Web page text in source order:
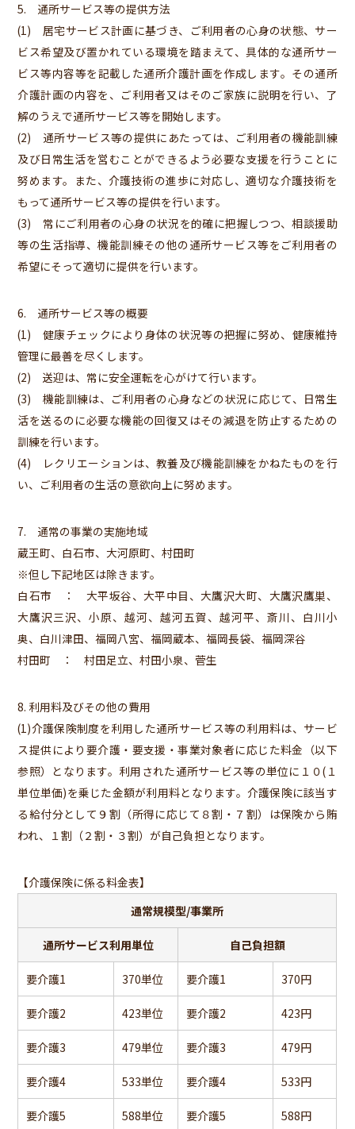
5. 通所サービス等の提供方法
(1) 居宅サービス計画に基づき、ご利用者の心身の状態、サー
ビス希望及び置かれている環境を踏まえて、具体的な通所サー
ビス等内容等を記載した通所介護計画を作成します。その通所
介護計画の内容を、ご利用者又はそのご家族に説明を行い、了
解のうえで通所サービス等を開始します。
(2) 通所サービス等の提供にあたっては、ご利用者の機能訓練
及び日常生活を営むことができるよう必要な支援を行うことに
努めます。また、介護技術の進歩に対応し、適切な介護技術を
もって通所サービス等の提供を行います。
(3) 常にご利用者の心身の状況を的確に把握しつつ、相談援助
等の生活指導、機能訓練その他の通所サービス等をご利用者の
希望にそって適切に提供を行います。
6. 通所サービス等の概要
(1) 健康チェックにより身体の状況等の把握に努め、健康維持
管理に最善を尽くします。
(2) 送迎は、常に安全運転を心がけて行います。
(3) 機能訓練は、ご利用者の心身などの状況に応じて、日常生
活を送るのに必要な機能の回復又はその減退を防止するための
訓練を行います。
(4) レクリエーションは、教養及び機能訓練をかねたものを行
い、ご利用者の生活の意欲向上に努めます。
7. 通常の事業の実施地域
蔵王町、白石市、大河原町、村田町
※但し下記地区は除きます。
白石市 ： 大平坂谷、大平中目、大鷹沢大町、大鷹沢鷹巣、
大鷹沢三沢、小原、越河、越河五賀、越河平、斎川、白川小
奥、白川津田、福岡八宮、福岡蔵本、福岡長袋、福岡深谷
村田町 ： 村田足立、村田小泉、菅生
8. 利用料及びその他の費用
(1)介護保険制度を利用した通所サービス等の利用料は、サービ
ス提供により要介護・要支援・事業対象者に応じた料金（以下
参照）となります。利用された通所サービス等の単位に１０(１
単位単価)を乗じた金額が利用料となります。介護保険に該当す
る給付分として９割（所得に応じて８割・７割）は保険から賄
われ、１割（２割・３割）が自己負担となります。
【介護保険に係る料金表】
通常規模型/事業所
通所サービス利用単位 自己負担額
要介護1 370単位 要介護1 370円
要介護2 423単位 要介護2 423円
要介護3 479単位 要介護3 479円
要介護4 533単位 要介護4 533円
要介護5 588単位 要介護5 588円